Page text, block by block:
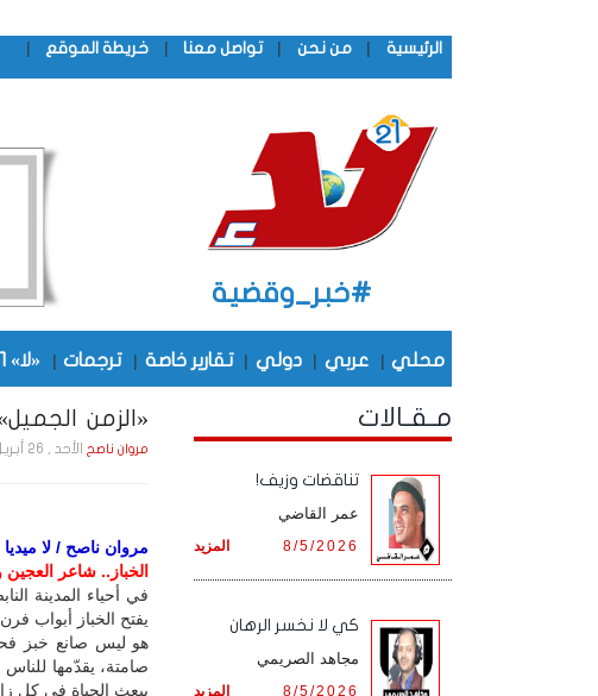
الرئيسية | من نحن | تواصل معنا | خريطة الموقع |
#خبر_وقضية
محلي | عربي | دولي | تقارير خاصة | ترجمات | «لا» 21 السياسي
«الزمن الجميل»..
مروان ناصحالأحد , 26 أبـريـل , 2026 الساعة 12:14:47 AM
مروان ناصح / لا ميديا
الخباز.. شاعر العجين
في أحياء المدينة
يفتح الخباز أبواب
هو ليس صانع خبز
صامتة، يقدّمها للناس
يبعث الحياة في كل
مـقـالات
تناقضات وزيف!
عمر القاضي
المزيد 8/5/2026
كي لا نخسر الرهان
مجاهد الصريمي
المزيد 8/5/2026